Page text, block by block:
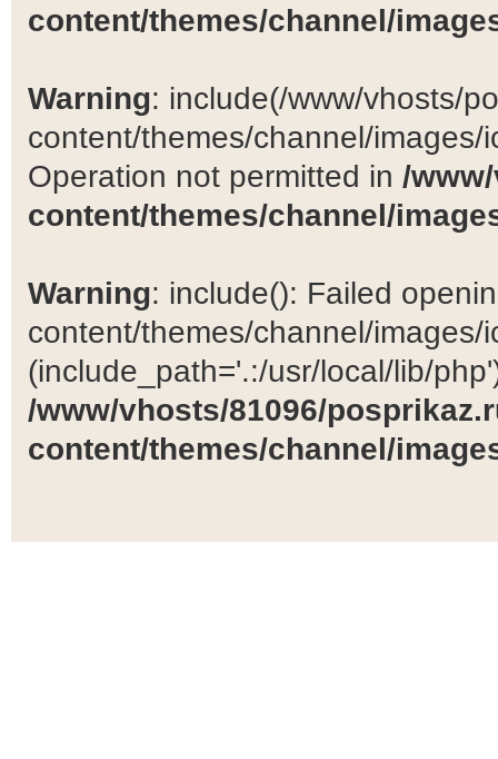
content/themes/channel/
Warning: include(/www/vhosts/
content/themes/channel/
Operation not permitted in /
content/themes/channel/
Warning: include(): Failed
content/themes/channel/images/
(include_path='.:/usr/local/lib/
/www/vhosts/81096/
content/themes/channel/